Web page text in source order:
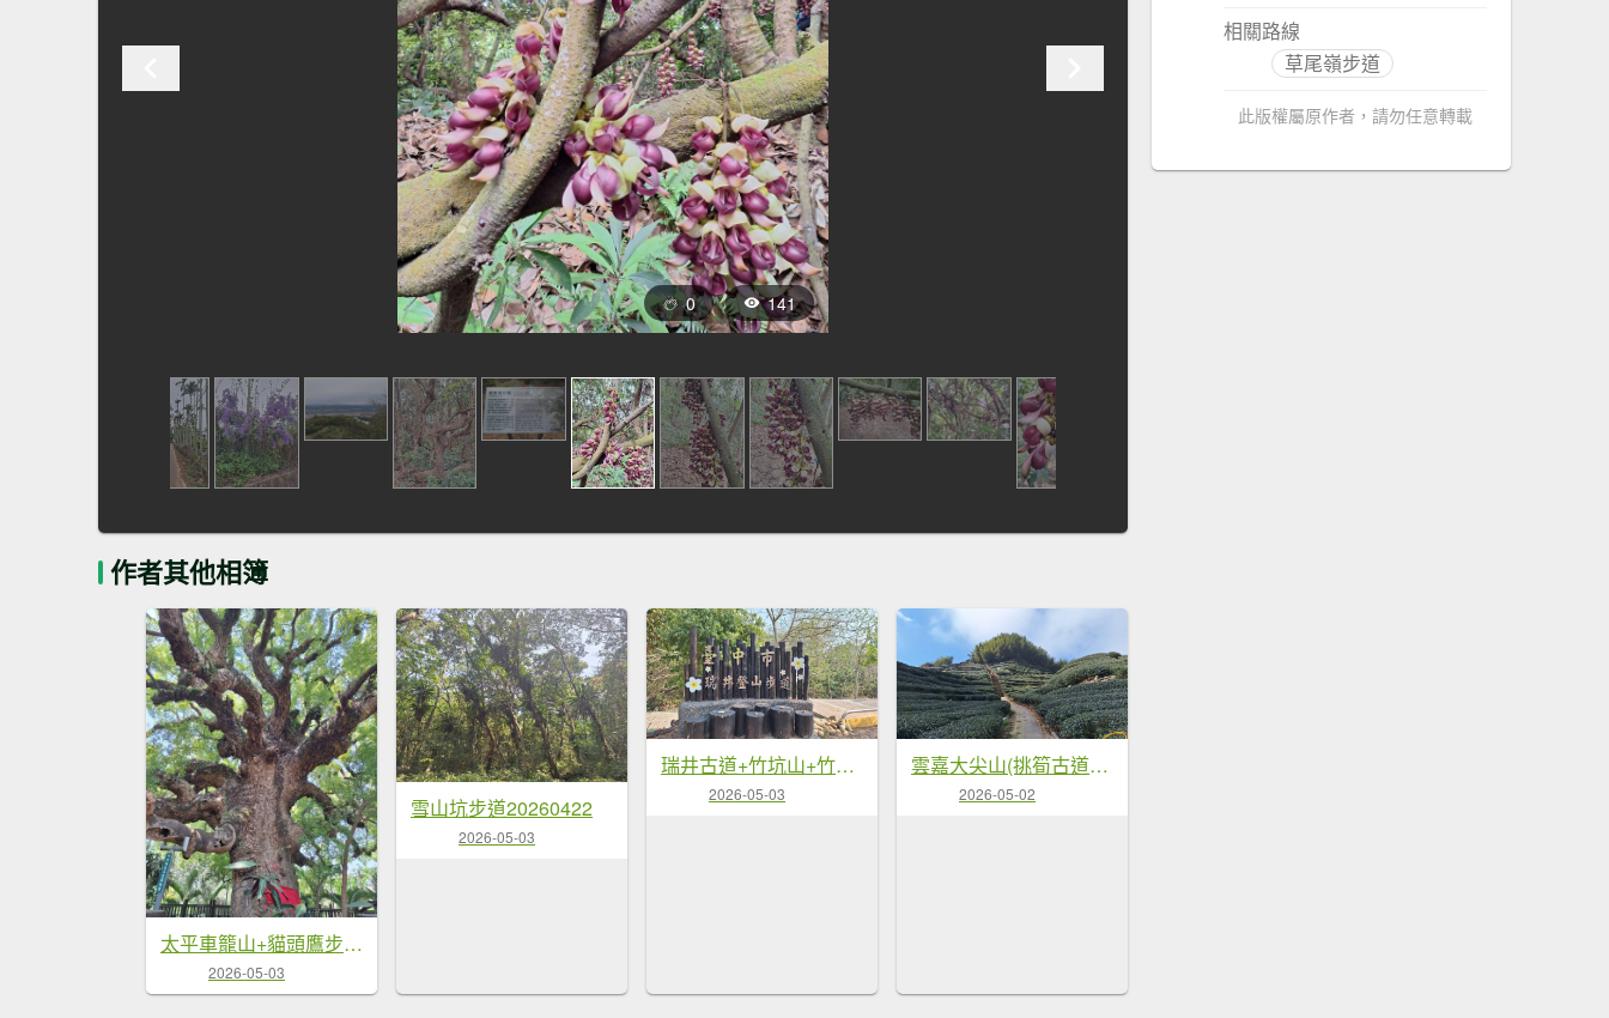
0 141
作者其他相簿
太平車籠山+貓頭鷹步道+番子路山+豬槽山20260502
2026-05-03
雪山坑步道20260422
2026-05-03
瑞井古道+竹坑山+竹坑南寮步道20260328
2026-05-03
雲嘉大尖山(挑筍古道上)1150209
2026-05-02
相關路線
草尾嶺步道
此版權屬原作者，請勿任意轉載